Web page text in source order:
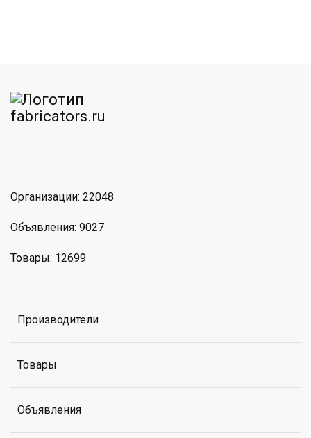
Организации: 22048
Объявления: 9027
Товары: 12699
Производители
Товары
Объявления